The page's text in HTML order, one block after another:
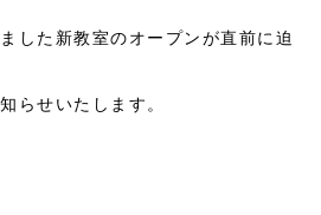
した新教室のオープンが直前に迫
らせいたします。